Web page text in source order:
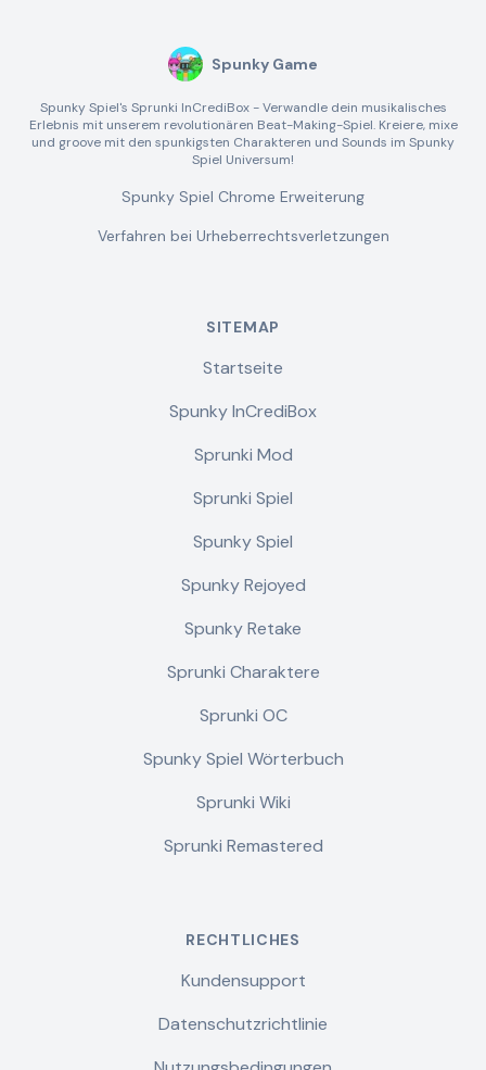
Spunky Game
Spunky Spiel's Sprunki InCrediBox - Verwandle dein musikalisches
Erlebnis mit unserem revolutionären Beat-Making-Spiel. Kreiere, mixe
und groove mit den spunkigsten Charakteren und Sounds im Spunky
Spiel Universum!
Spunky Spiel Chrome Erweiterung
Verfahren bei Urheberrechtsverletzungen
SITEMAP
Startseite
Spunky InCrediBox
Sprunki Mod
Sprunki Spiel
Spunky Spiel
Spunky Rejoyed
Spunky Retake
Sprunki Charaktere
Sprunki OC
Spunky Spiel Wörterbuch
Sprunki Wiki
Sprunki Remastered
RECHTLICHES
Kundensupport
Datenschutzrichtlinie